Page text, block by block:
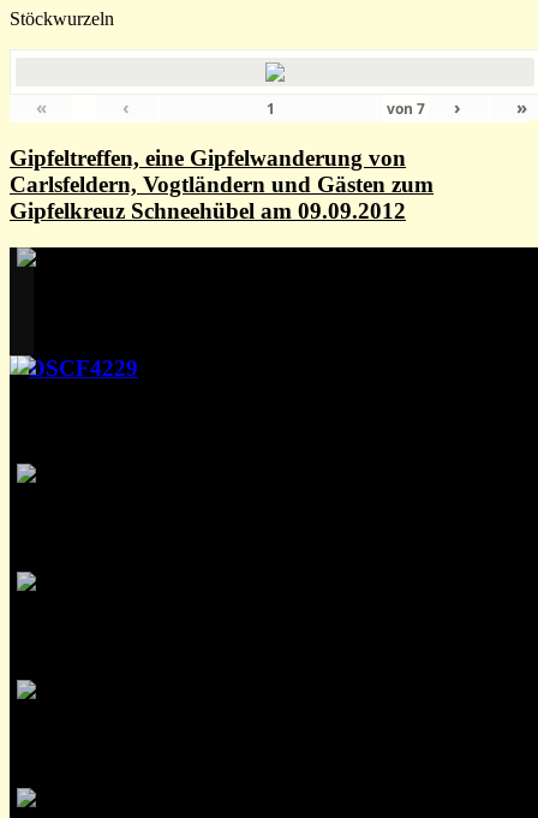
Stöckwurzeln
« ‹ von 7 › »
Gipfeltreffen, eine Gipfelwanderung von
Carlsfeldern, Vogtländern und Gästen zum
Gipfelkreuz Schneehübel am 09.09.2012